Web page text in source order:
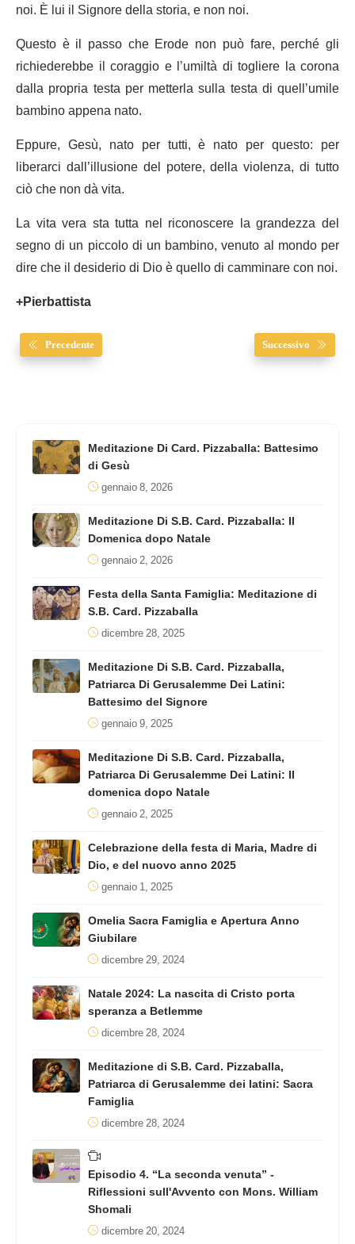
noi. È lui il Signore della storia, e non noi.
Questo è il passo che Erode non può fare, perché gli
richiederebbe il coraggio e l’umiltà di togliere la corona
dalla propria testa per metterla sulla testa di quell’umile
bambino appena nato.
Eppure, Gesù, nato per tutti, è nato per questo: per
liberarci dall’illusione del potere, della violenza, di tutto
ciò che non dà vita.
La vita vera sta tutta nel riconoscere la grandezza del
segno di un piccolo di un bambino, venuto al mondo per
dire che il desiderio di Dio è quello di camminare con noi.
+Pierbattista
Precedente Successivo
Meditazione Di Card. Pizzaballa: Battesimo
di Gesù
gennaio 8, 2026
Meditazione Di S.B. Card. Pizzaballa: II
Domenica dopo Natale
gennaio 2, 2026
Festa della Santa Famiglia: Meditazione di
S.B. Card. Pizzaballa
dicembre 28, 2025
Meditazione Di S.B. Card. Pizzaballa,
Patriarca Di Gerusalemme Dei Latini:
Battesimo del Signore
gennaio 9, 2025
Meditazione Di S.B. Card. Pizzaballa,
Patriarca Di Gerusalemme Dei Latini: II
domenica dopo Natale
gennaio 2, 2025
Celebrazione della festa di Maria, Madre di
Dio, e del nuovo anno 2025
gennaio 1, 2025
Omelia Sacra Famiglia e Apertura Anno
Giubilare
dicembre 29, 2024
Natale 2024: La nascita di Cristo porta
speranza a Betlemme
dicembre 28, 2024
Meditazione di S.B. Card. Pizzaballa,
Patriarca di Gerusalemme dei latini: Sacra
Famiglia
dicembre 28, 2024
Episodio 4. “La seconda venuta” -
Riflessioni sull'Avvento con Mons. William
Shomali
dicembre 20, 2024